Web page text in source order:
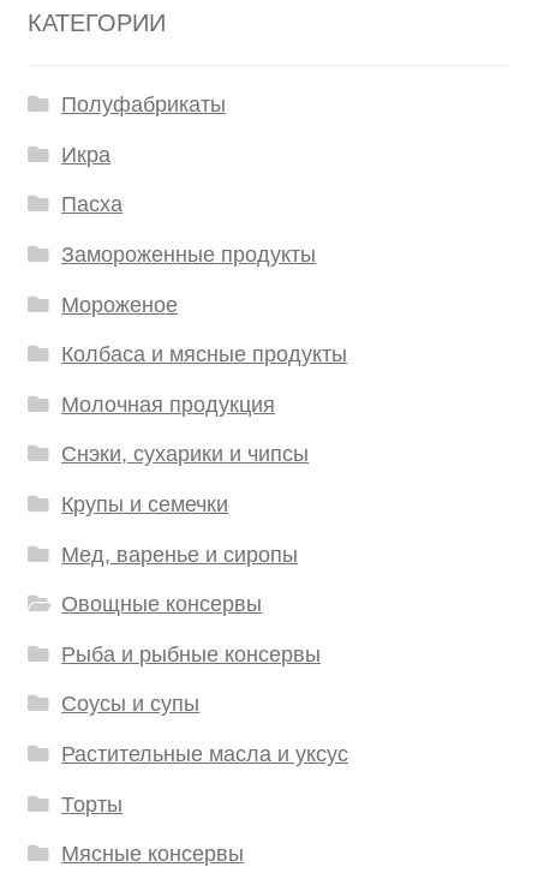
КАТЕГОРИИ
Полуфабрикаты
Икра
Пасха
Замороженные продукты
Мороженое
Колбаса и мясные продукты
Молочная продукция
Снэки, сухарики и чипсы
Крупы и семечки
Мед, варенье и сиропы
Овощные консервы
Рыба и рыбные консервы
Соусы и супы
Растительные масла и уксус
Торты
Мясные консервы